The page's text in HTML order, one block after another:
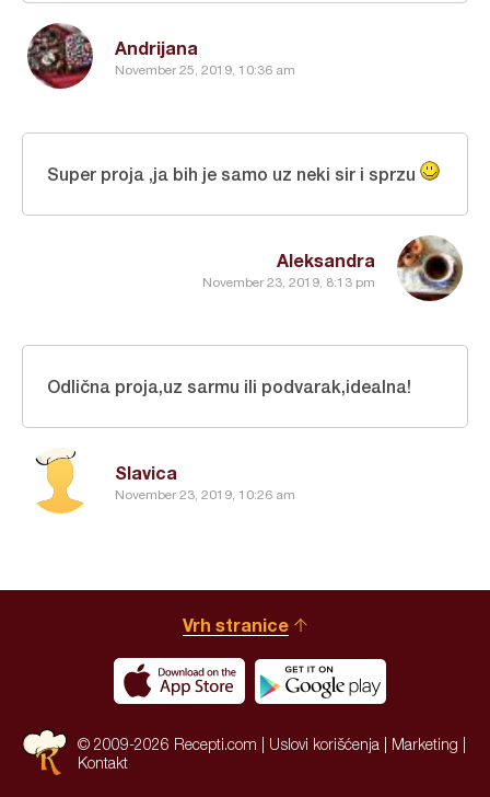
Andrijana
November 25, 2019, 10:36 am
Aleksandra
November 23, 2019, 8:13 pm
Super proja ,ja bih je samo uz neki sir i sprzu
Slavica
November 23, 2019, 10:26 am
Odlična proja,uz sarmu ili podvarak,idealna!
Vrh stranice
© 2009-2026 Recepti.com | Uslovi korišćenja Marketing
Kontakt